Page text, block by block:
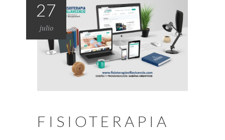
27
julio
FISIOTERAPIA